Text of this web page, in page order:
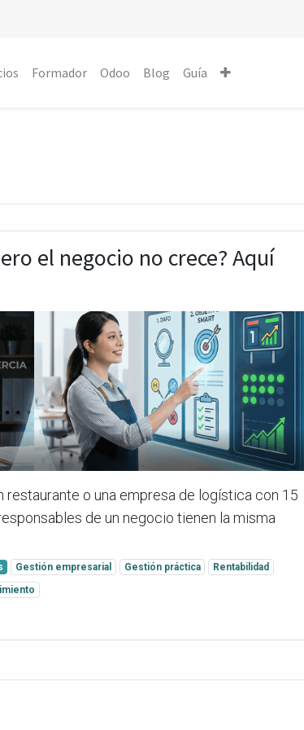
Formador Odoo Blog Guía
el negocio no crece? Aquí
restaurante o una empresa de logística con 15
de un negocio tienen la misma
Gestión empresarial Gestión práctica
Rentabilidad